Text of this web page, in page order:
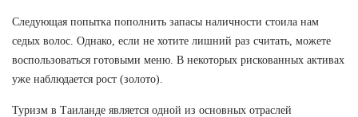
Следующая попытка пополнить запасы наличности стоила нам
седых волос. Однако, если не хотите лишний раз считать, можете
воспользоваться готовыми меню. В некоторых рискованных активах
уже наблюдается рост (золото).
Туризм в Таиланде является одной из основных отраслей